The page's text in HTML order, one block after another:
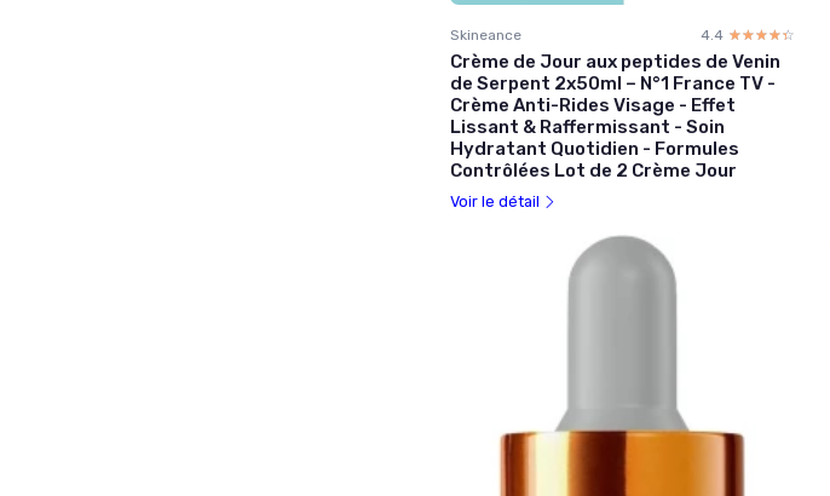
Skineance 4.4 ☆☆☆☆☆
★★★★★
Crème de Jour aux peptides de Venin
de Serpent 2x50ml – N°1 France TV -
Crème Anti-Rides Visage - Effet
Lissant & Raffermissant - Soin
Hydratant Quotidien - Formules
Contrôlées Lot de 2 Crème Jour
Voir le détail